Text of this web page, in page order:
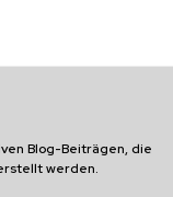
Blog-Beiträgen, die
werden.